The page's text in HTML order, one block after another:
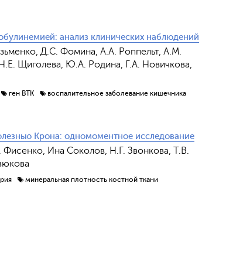
анализ клинических наблюдений
Д.С. Фомина, А.А. Роппельт, А.М.
Щиголева, Ю.А. Родина, Г.А. Новичкова,
ген BTK
воспалительное заболевание кишечника
Крона: одномоментное исследование
Ина Соколов, Н.Г. Звонкова, Т.В.
минеральная плотность костной ткани
Отправить